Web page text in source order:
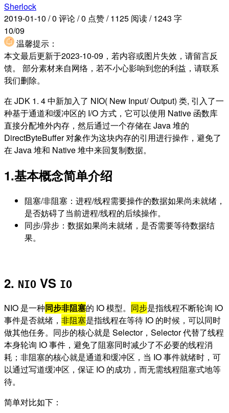
Sherlock
2019-01-10 /0 评论/0 点赞/ 1125 阅读/ 1243 字
10/09
温馨提示：
本文最后更新于2023-10-09，若内容或图片失效，请留言反
馈。 部分素材来自网络，若不小心影响到您的利益，请联系
我们删除。
在 JDK 1. 4 中新加入了 NIO( New Input/ Output) 类, 引入了一
种基于通道和缓冲区的 I/O 方式，它可以使用 Native 函数库
直接分配堆外内存，然后通过一个存储在 Java 堆的
DirectByteBuffer 对象作为这块内存的引用进行操作，避免了
在 Java 堆和 Native 堆中来回复制数据。
1.基本概念简单介绍
阻塞/非阻塞：进程/线程需要操作的数据如果尚未就绪，
是否妨碍了当前进程/线程的后续操作。
同步/异步：数据如果尚未就绪，是否需要等待数据结
果。
2. NIO VS IO
NIO 是一种同步非阻塞的 IO 模型。 同步是指线程不断轮询 IO
事件是否就绪， 非阻塞是指线程在等待 IO 的时候，可以同时
做其他任务。同步的核心就是 Selector，Selector 代替了线程
本身轮询 IO 事件，避免了阻塞同时减少了不必要的线程消
耗；非阻塞的核心就是通道和缓冲区，当 IO 事件就绪时，可
以通过写道缓冲区，保证 IO 的成功，而无需线程阻塞式地等
待。
简单对比如下：